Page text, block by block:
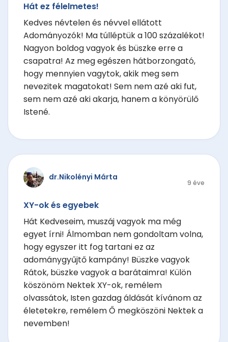
Hát ez félelmetes!
Kedves névtelen és névvel ellátott
Adományozók! Ma túlléptük a 100 százalékot!
Nagyon boldog vagyok és büszke erre a
csapatra! Az meg egészen hátborzongató,
hogy mennyien vagytok, akik meg sem
nevezitek magatokat! Sem nem azé aki fut,
sem nem azé aki akarja, hanem a könyörülő
Istené.
dr.Nikolényi Márta
9 éve
XY-ok és egyebek
Hát Kedveseim, muszáj vagyok ma még
egyet írni! Álmomban nem gondoltam volna,
hogy egyszer itt fog tartani ez az
adománygyűjtő kampány! Büszke vagyok
Rátok, büszke vagyok a barátaimra! Külön
köszönöm Nektek XY-ok, remélem
olvassátok, Isten gazdag áldását kívánom az
életetekre, remélem Ő megköszöni Nektek a
nevemben!